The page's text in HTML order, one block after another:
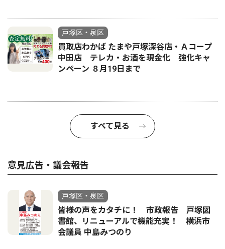
戸塚区・泉区
買取店わかば たまや戸塚深谷店・Ａコープ
中田店 テレカ・お酒を現金化 強化キャ
ンペーン ８月19日まで
すべて見る
意見広告・議会報告
戸塚区・泉区
皆様の声をカタチに！ 市政報告 戸塚図
書館、リニューアルで機能充実！ 横浜市
会議員 中島みつのり